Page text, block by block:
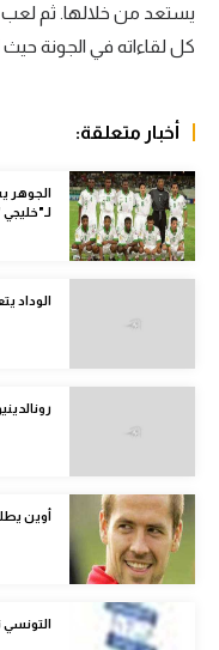
الدوري الإسباني
دوري أبطال أوروبا
أمم إفريقيا
كرة السلة الأمريكية
الوطن العربي
رياضة نسائية
آسيا
أمريكا
يستعد من خلالها. ثم لعب
كل لقاءاته في الجونة حيث
أخبار متعلقة:
لـ"خليجي 17"
الوداد يتعادل مع
أوين
التونسي